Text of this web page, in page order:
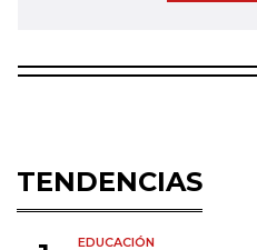
TENDENCIAS
EDUCACIÓN